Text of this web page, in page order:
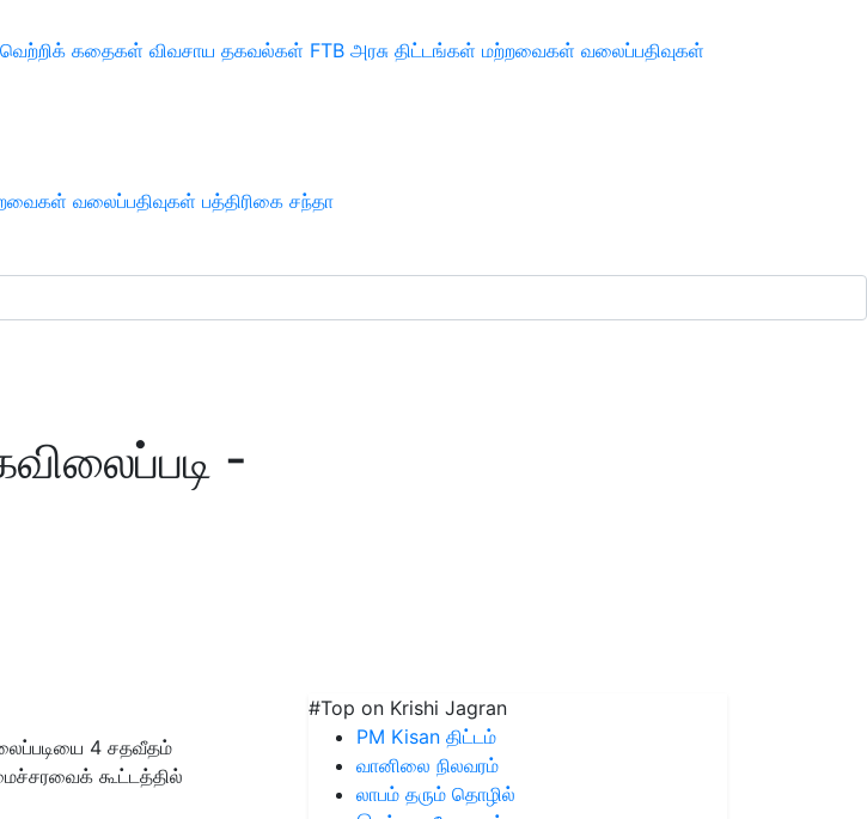
வெற்றிக் கதைகள் விவசாய தகவல்கள் FTB அரசு திட்டங்கள் மற்றவைகள் வலைப்பதிவுகள்
வலைப்பதிவுகள் பத்திரிகை சந்தா
-
4 சதவீதம்
கூட்டத்தில்
#Top on Krishi Jagran
PM Kisan திட்டம்
வானிலை நிலவரம்
லாபம் தரும் தொழில்